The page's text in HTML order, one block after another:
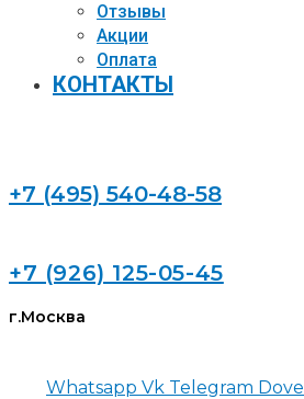
Отзывы
Акции
Оплата
КОНТАКТЫ
+7 (495) 540-48-58
+7 (926) 125-05-45
г.Москва
Whatsapp Vk Telegram Dove